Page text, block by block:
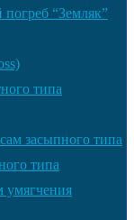
“Земляк”
типа
засыпного типа
типа
умягчения